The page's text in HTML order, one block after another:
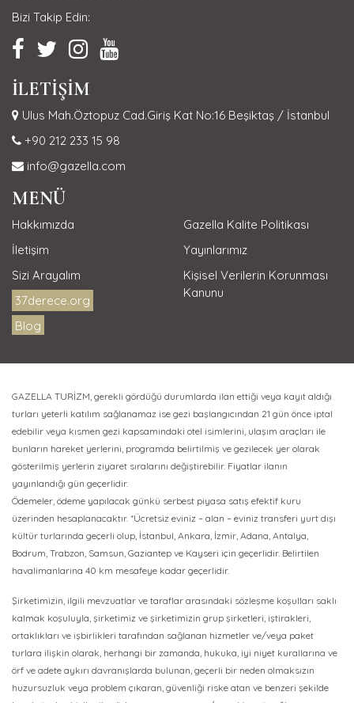
Bizi Takip Edin:
İLETİŞİM
Ulus Mah.Öztopuz Cad.Giriş Kat No:16 Beşiktaş / İstanbul
+90 212 233 15 98
info@gazella.com
MENÜ
Hakkımızda
İletişim
Sizi Arayalım
37derece.org
Blog
Gazella Kalite Politikası
Yayınlarımız
Kişisel Verilerin Korunması
Kanunu
GAZELLA TURİZM, gerekli gördüğü durumlarda ilan ettiği veya kayıt aldığı
turları yeterli katılım sağlanamaz ise gezi başlangıcından 21 gün önce iptal
edebilir veya kısmen gezi kapsamındaki otel isimlerini, ulaşım araçları ile
bunların hareket yerlerini, programda belirtilmiş ve gezilecek yer olarak
gösterilmiş yerlerin ziyaret sıralarını değiştirebilir. Fiyatlar ilanın
yayınlandığı gün geçerlidir.
Ödemeler, ödeme yapılacak günkü serbest piyasa satış efektif kuru
üzerinden hesaplanacaktır. *Ücretsiz eviniz – alan – eviniz transferi yurt dışı
kültür turlarında geçerli olup, İstanbul, Ankara, İzmir, Adana, Antalya,
Bodrum, Trabzon, Samsun, Gaziantep ve Kayseri için geçerlidir. Belirtilen
havalimanlarına 40 km mesafeye kadar geçerlidir.
Şirketimizin, ilgili mevzuatlar ve taraflar arasındaki sözleşme koşulları saklı
kalmak koşuluyla, şirketimiz ve şirketimizin grup şirketleri, iştirakleri,
ortaklıkları ve işbirlikleri tarafından sağlanan hizmetler ve/veya paket
turlara ilişkin olarak, herhangi bir zamanda, hukuka, iyi niyet kurallarına ve
örf ve adete aykırı davranışlarda bulunan, geçerli bir neden olmaksızın
huzursuzluk veya problem çıkaran, güvenliği riske atan ve benzeri şekilde